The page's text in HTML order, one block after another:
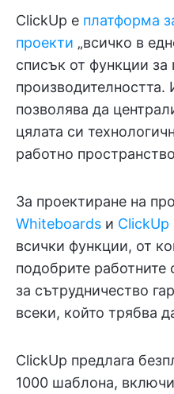
ClickUp е платформа
проекти „всичко в
списък от функции за
производителността.
позволява да
цялата си
работно
За проектиране на
Whiteboards и ClickUp
всички функции, от
подобрите работните
за сътрудничество
всеки, който трябва
ClickUp предлага
1000 шаблона,